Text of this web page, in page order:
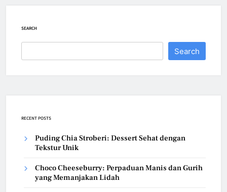
SEARCH
Search
RECENT POSTS
Puding Chia Stroberi: Dessert Sehat dengan
Tekstur Unik
Choco Cheeseburry: Perpaduan Manis dan Gurih
yang Memanjakan Lidah